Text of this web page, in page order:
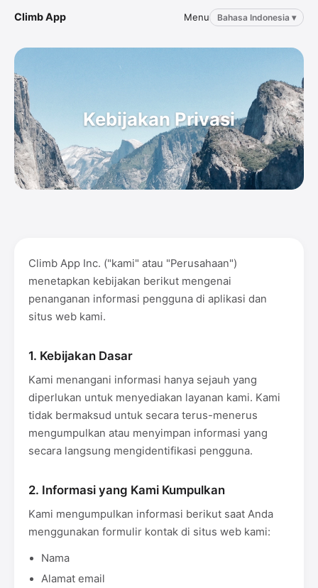
Climb App Menu Bahasa Indonesia ▾
Kebijakan Privasi
Climb App Inc. ("kami" atau "Perusahaan")
menetapkan kebijakan berikut mengenai
penanganan informasi pengguna di aplikasi dan
situs web kami.
1. Kebijakan Dasar
Kami menangani informasi hanya sejauh yang
diperlukan untuk menyediakan layanan kami. Kami
tidak bermaksud untuk secara terus-menerus
mengumpulkan atau menyimpan informasi yang
secara langsung mengidentifikasi pengguna.
2. Informasi yang Kami Kumpulkan
Kami mengumpulkan informasi berikut saat Anda
menggunakan formulir kontak di situs web kami:
Nama
Alamat email